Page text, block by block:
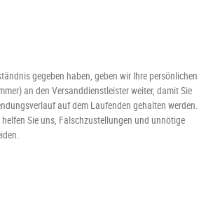
gegeben haben, geben wir Ihre persönlichen
an den Versanddienstleister weiter, damit Sie
auf dem Laufenden gehalten werden.
Sie uns, Falschzustellungen und unnötige